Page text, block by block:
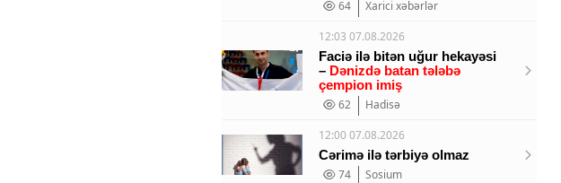
64
Xarici xəbərlər
12:03 07.08.2026
Faciə ilə bitən uğur hekayəsi
– Dənizdə batan tələbə
çempion imiş
62
Hadisə
12:00 07.08.2026
Cərimə ilə tərbiyə olmaz
74
Sosium